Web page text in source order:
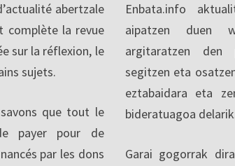
abertzale
complète la revue
sur la réflexion, le
sujets.
que tout le
payer pour de
par les dons
Enbata.info
aipatzen duen
argitaratzen den
segitzen eta
eztabaidara eta
bideratuagoa
Garai gogorrak